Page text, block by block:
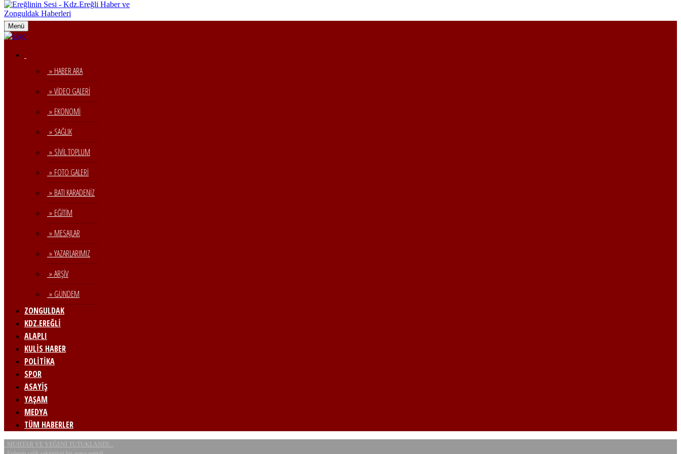
Menü
» HABER ARA
» VİDEO GALERİ
» EKONOMİ
» SAĞLIK
» SİVİL TOPLUM
» FOTO GALERİ
» BATI KARADENİZ
» EĞİTİM
» MESAJLAR
» YAZARLARIMIZ
» ARŞİV
» GÜNDEM
ZONGULDAK
KDZ.EREĞLİ
ALAPLI
KULİS HABER
POLİTİKA
SPOR
ASAYİŞ
YAŞAM
MEDYA
TÜM HABERLER
MUHTAR VE YEĞENİ TUTUKLANDI...